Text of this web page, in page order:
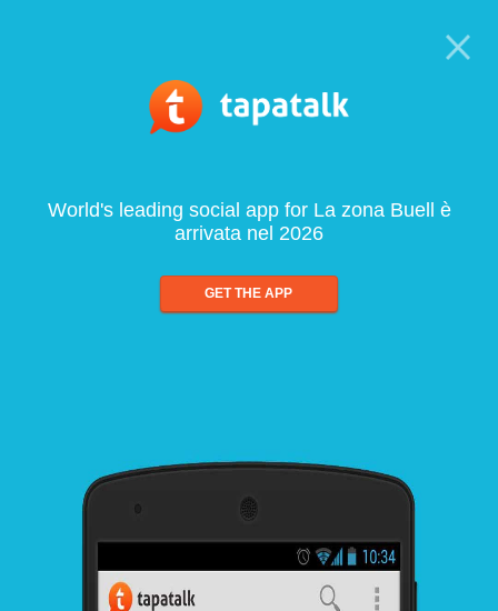
World's leading social app for La zona Buell è
arrivata nel 2026
GET THE APP